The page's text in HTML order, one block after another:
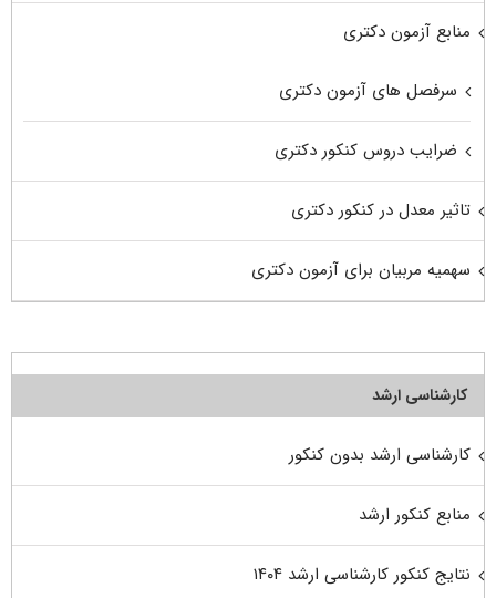
منابع آزمون دکتری
سرفصل های آزمون دکتری
ضرایب دروس کنکور دکتری
تاثیر معدل در کنکور دکتری
سهمیه مربیان برای آزمون دکتری
کارشناسی ارشد
کارشناسی ارشد بدون کنکور
منابع کنکور ارشد
نتایج کنکور کارشناسی ارشد ۱۴۰۴